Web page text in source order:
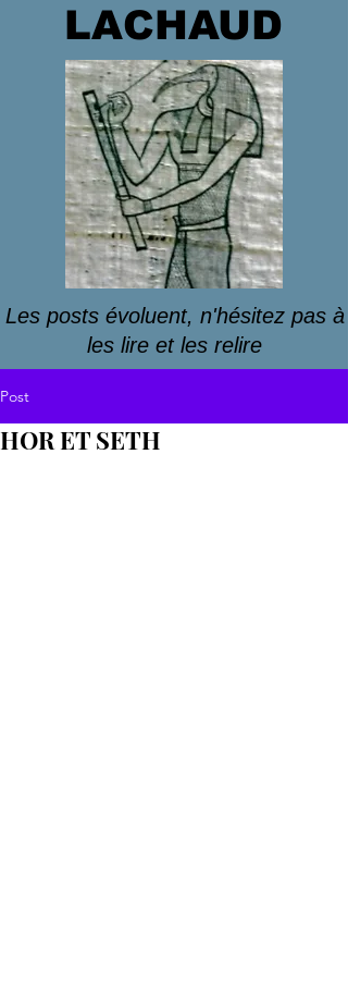
LACHAUD
Les posts évoluent, n'hésitez pas à
les lire et les relire
Post
HOR ET SETH